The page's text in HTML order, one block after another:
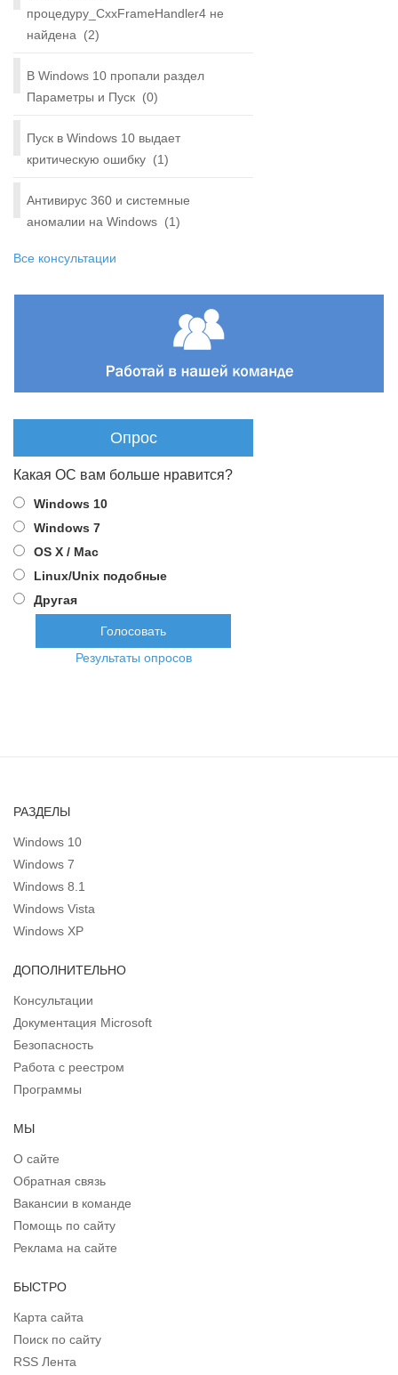
процедуру_CxxFrameHandler4 не
найдена
(2)
В Windows 10 пропали раздел
Параметры и Пуск (0)
Пуск в Windows 10 выдает
критическую ошибку (1)
Антивирус 360 и системные
аномалии на Windows (1)
Все консультации
Опрос
Какая ОС вам больше нравится?
Windows 10
Windows 7
OS X / Mac
Linux/Unix подобные
Другая
Результаты опросов
РАЗДЕЛЫ
Windows 10
Windows 7
Windows 8.1
Windows Vista
Windows XP
ДОПОЛНИТЕЛЬНО
Консультации
Документация Microsoft
Безопасность
Работа с реестром
Программы
МЫ
О сайте
Обратная связь
Вакансии в команде
Помощь по сайту
Реклама на сайте
БЫСТРО
Карта сайта
Поиск по сайту
RSS Лента